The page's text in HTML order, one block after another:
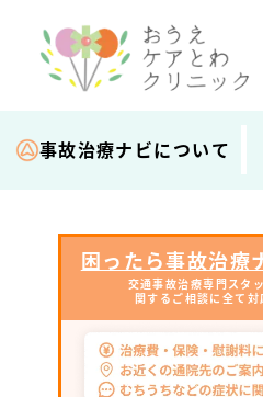
事故治療ナビについて
困ったら事故治療
交通事故治療専門スタ
関するご相談に全て対